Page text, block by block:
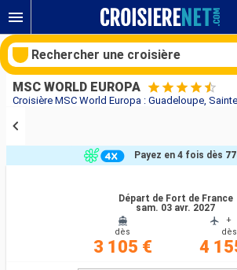
MSC WORLD EUROPA
Départ de Fort de France
sam. 03 avr. 2027
dès
3 105 €
+
dès
4
Payez en 4 fois dès
Rechercher une croisière
Rechercher